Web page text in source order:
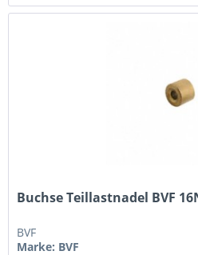
Buchse Teillastnadel BVF
BVF
Marke: BVF